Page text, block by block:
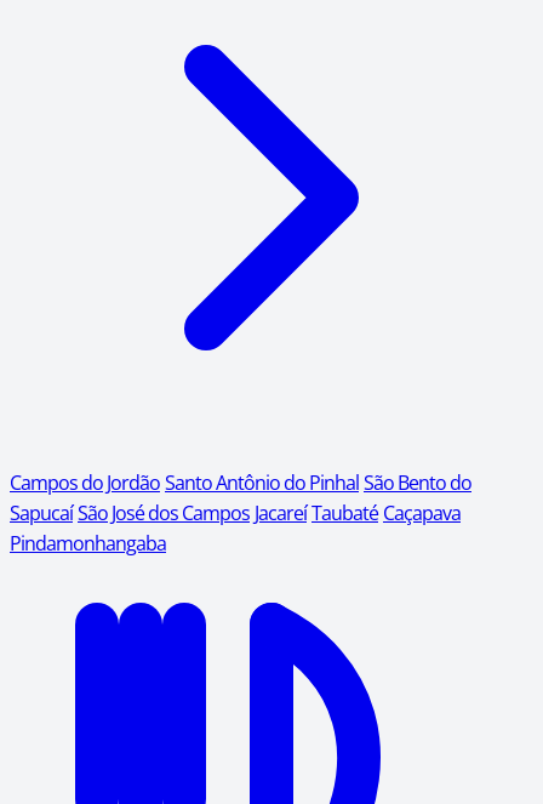
Campos do JordãoSanto Antônio do PinhalSão Bento do
SapucaíSão José dos Campos JacareíTaubaté Caçapava
Pindamonhangaba